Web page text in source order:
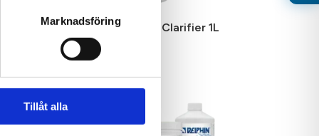
Marknadsföring
Tillåt alla
eller bromgenerator
Delphin SPA Gentle Clarifier 1L
169,00